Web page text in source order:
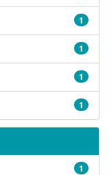
1
1
1
1
1